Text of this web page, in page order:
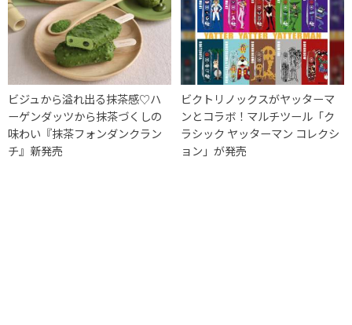
ビジュから溢れ出る抹茶感♡ハ
ーゲンダッツから抹茶づくしの
味わい『抹茶フォンダンクラン
チ』新発売
ビクトリノックスがヤッターマ
ンとコラボ！マルチツール「ク
ラシック ヤッターマン コレクシ
ョン」が発売